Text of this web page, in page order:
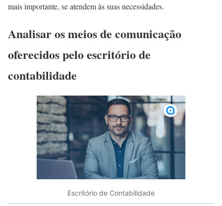
mais importante, se atendem às suas necessidades.
Analisar os meios de comunicação
oferecidos pelo escritório de
contabilidade
Escritório de Contabilidade